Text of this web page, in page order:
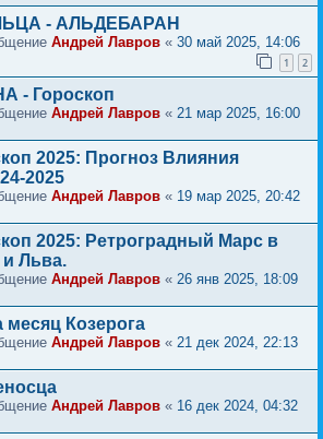
- АЛЬДЕБАРАН
Андрей Лавров « 30 май 2025, 14:06
1 2
- Гороскоп
Андрей Лавров « 21 мар 2025, 16:00
2025: Прогноз Влияния
2025
Андрей Лавров « 19 мар 2025, 20:42
2025: Ретроградный Марс в
и Льва.
Андрей Лавров « 26 янв 2025, 18:09
месяц Козерога
Андрей Лавров « 21 дек 2024, 22:13
Андрей Лавров « 16 дек 2024, 04:32